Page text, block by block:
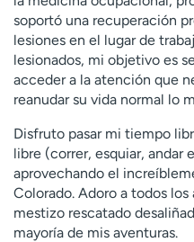
ú
d
a
m
e
a
e
n
c
o
n
t
soportó una recuperación
lesiones en el lugar de
lesionados, mi objetivo es
acceder a la atención que
reanudar su vida normal lo
Disfruto pasar mi tiempo
libre (correr, esquiar, andar
aprovechando el
Colorado. Adoro a todos
mestizo rescatado
mayoría de mis aventuras.